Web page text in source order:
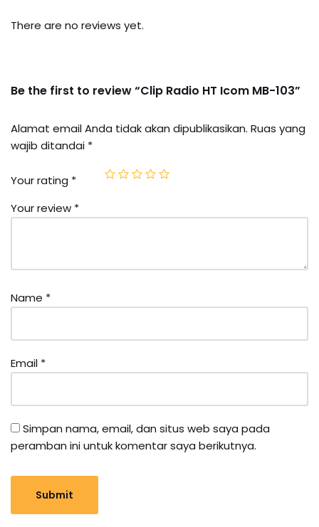
There are no reviews yet.
Be the first to review “Clip Radio HT Icom MB-103”
Alamat email Anda tidak akan dipublikasikan. Ruas yang
wajib ditandai *
Your rating *
Your review *
Name *
Email *
Simpan nama, email, dan situs web saya pada
peramban ini untuk komentar saya berikutnya.